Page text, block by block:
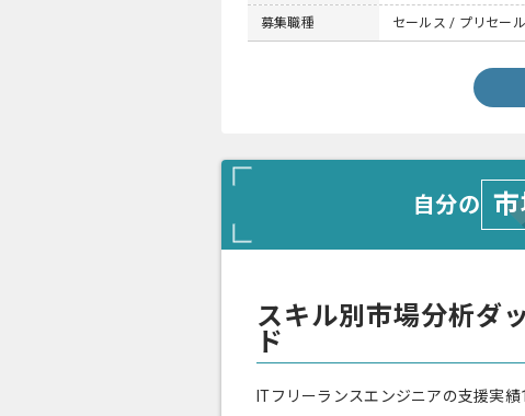
募集職種 セールス / プリセー
自分の
スキル別市場分析ダ
ド
ITフリーランスエンジニアの支援実績